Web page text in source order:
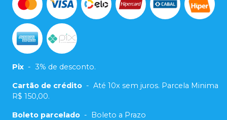
Pix - 3% de desconto.
Cartão de crédito - Até 10x sem juros. Parcela Minima
R$ 150,00.
Boleto parcelado - Boleto a Prazo